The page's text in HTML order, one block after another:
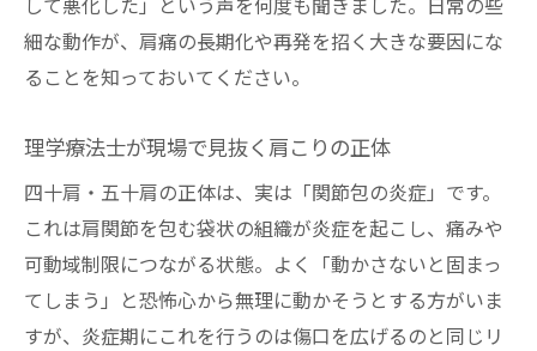
して悪化した」という声を何度も聞きました。日常の些
細な動作が、肩痛の長期化や再発を招く大きな要因にな
ることを知っておいてください。
理学療法士が現場で見抜く肩こりの正体
四十肩・五十肩の正体は、実は「関節包の炎症」です。
これは肩関節を包む袋状の組織が炎症を起こし、痛みや
可動域制限につながる状態。よく「動かさないと固まっ
てしまう」と恐怖心から無理に動かそうとする方がいま
すが、炎症期にこれを行うのは傷口を広げるのと同じリ